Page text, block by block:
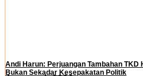
Andi Harun: Perjuangan Tambahan
Bukan Sekadar Kesepakatan Politik